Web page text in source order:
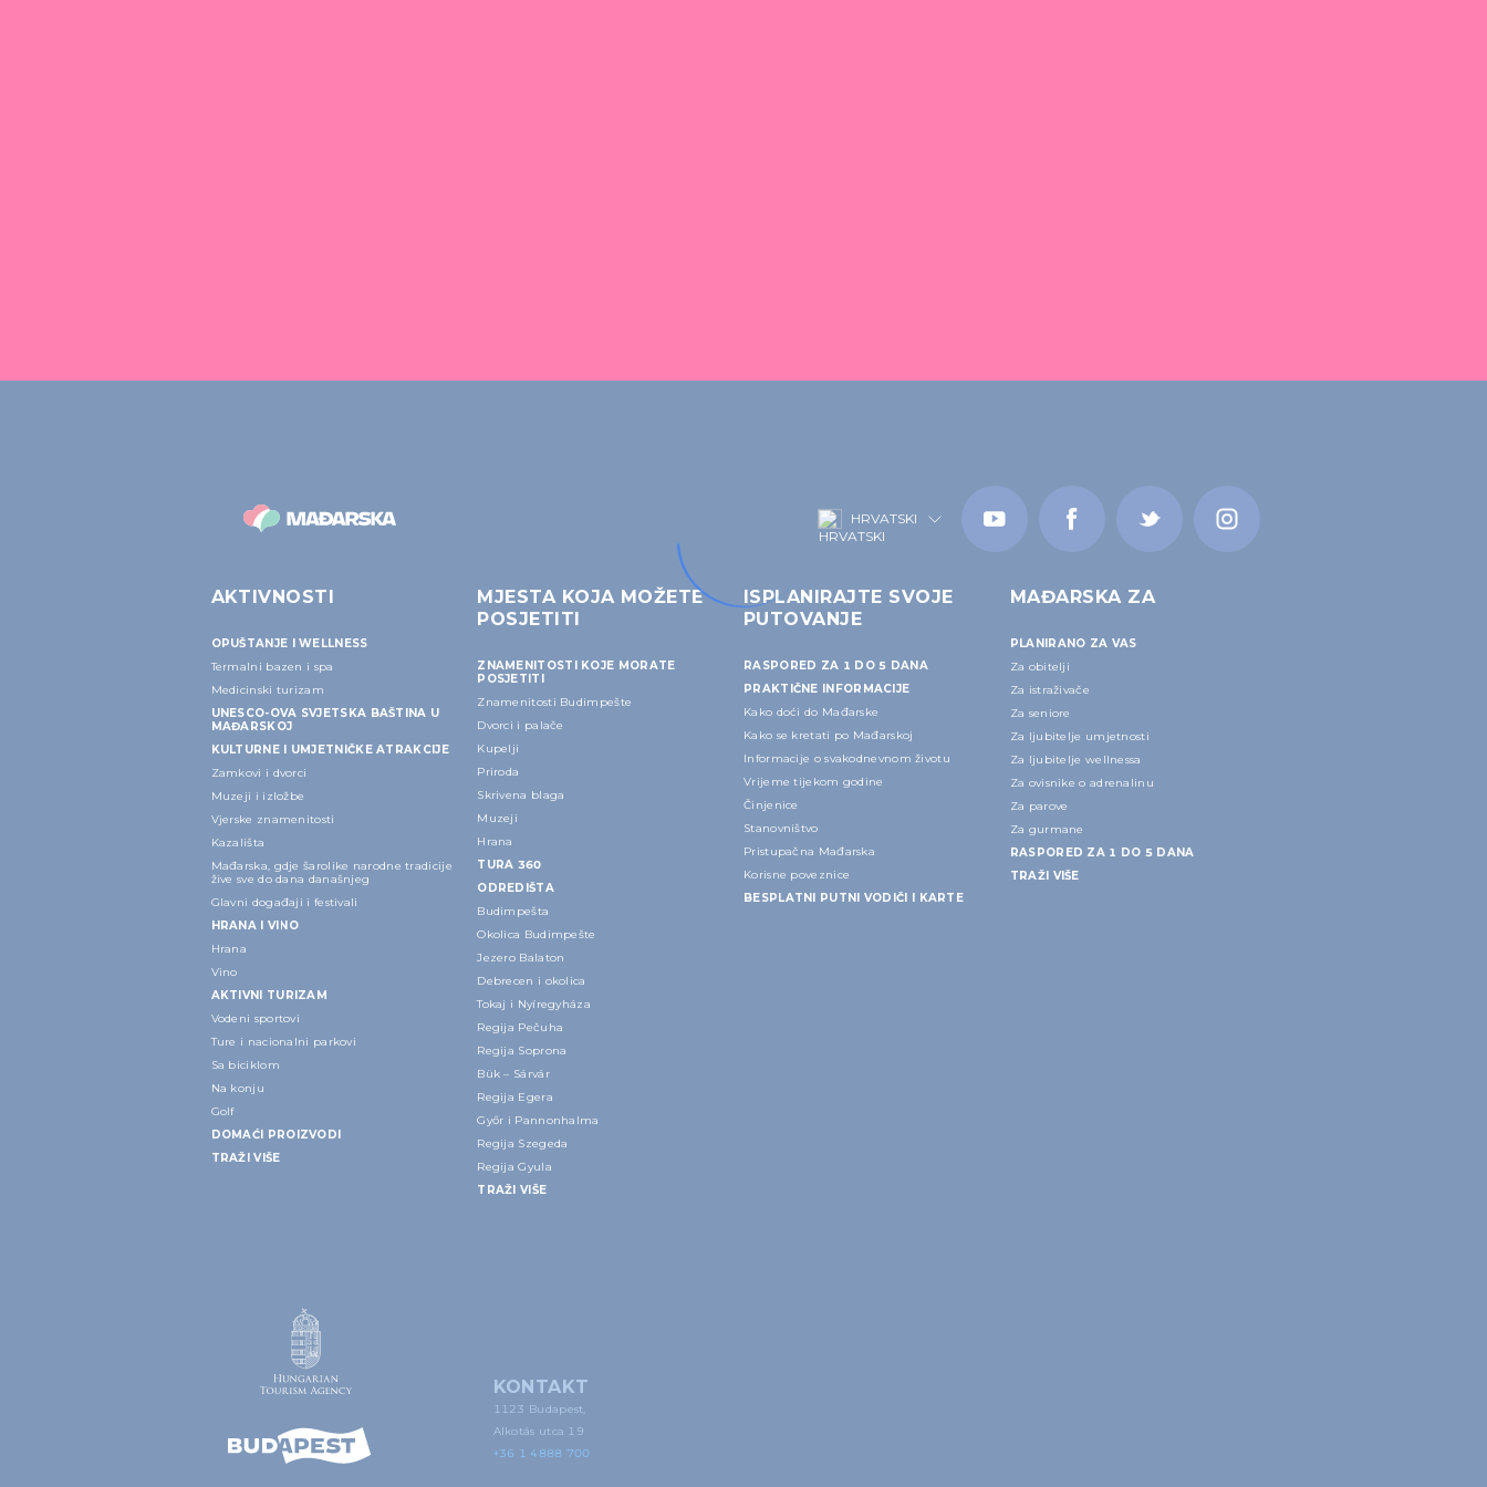
HRVATSKI
AKTIVNOSTI
OPUŠTANJE I WELLNESS
Termalni bazen i spa
Medicinski turizam
UNESCO-OVA SVJETSKA BAŠTINA U
MAĐARSKOJ
KULTURNE I UMJETNIČKE ATRAKCIJE
Zamkovi i dvorci
Muzeji i izložbe
Vjerske znamenitosti
Kazališta
Mađarska, gdje šarolike narodne tradicije
žive sve do dana današnjeg
Glavni događaji i festivali
HRANA I VINO
Hrana
Vino
AKTIVNI TURIZAM
Vodeni sportovi
Ture i nacionalni parkovi
Sa biciklom
Na konju
Golf
DOMAĆI PROIZVODI
TRAŽI VIŠE
MJESTA KOJA MOŽETE
POSJETITI
ZNAMENITOSTI KOJE MORATE
POSJETITI
Znamenitosti Budimpešte
Dvorci i palače
Kupelji
Priroda
Skrivena blaga
Muzeji
Hrana
TURA 360
ODREDIŠTA
Budimpešta
Okolica Budimpešte
Jezero Balaton
Debrecen i okolica
Tokaj i Nyíregyháza
Regija Pečuha
Regija Soprona
Bük – Sárvár
Regija Egera
Győr i Pannonhalma
Regija Szegeda
Regija Gyula
TRAŽI VIŠE
ISPLANIRAJTE SVOJE
PUTOVANJE
RASPORED ZA 1 DO 5 DANA
PRAKTIČNE INFORMACIJE
Kako doći do Mađarske
Kako se kretati po Mađarskoj
Informacije o svakodnevnom životu
Vrijeme tijekom godine
Činjenice
Stanovništvo
Pristupačna Mađarska
Korisne poveznice
BESPLATNI PUTNI VODIČI I KARTE
MAĐARSKA ZA
PLANIRANO ZA VAS
Za obitelji
Za istraživače
Za seniore
Za ljubitelje umjetnosti
Za ljubitelje wellnessa
Za ovisnike o adrenalinu
Za parove
Za gurmane
RASPORED ZA 1 DO 5 DANA
TRAŽI VIŠE
KONTAKT
1123 Budapest,
Alkotás utca 19
+36 1 4888 700